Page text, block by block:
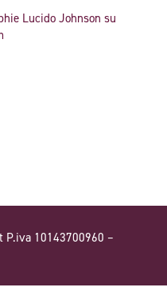
Lucido Johnson su
P.iva 10143700960 –